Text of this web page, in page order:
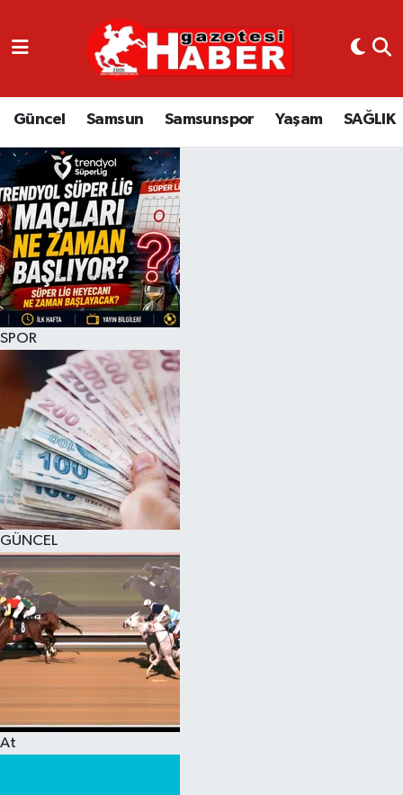
Güncel Samsun Samsunspor Yaşam SAĞLIK
SPOR
GÜNCEL
At
GÜNCEL
SAMSUN
SAMSUNSPOR
EKONOMİ
YAŞAM